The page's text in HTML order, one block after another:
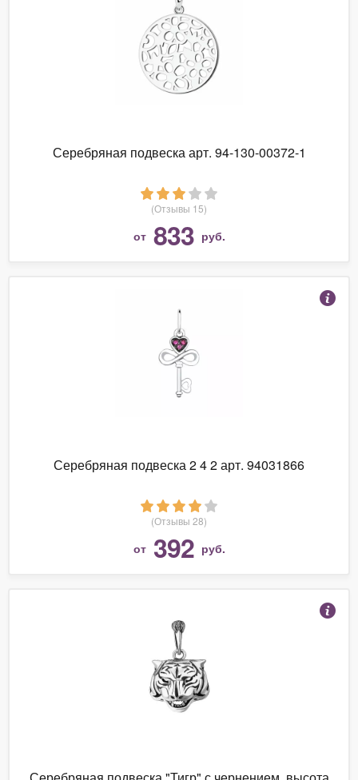
Серебряная подвеска арт. 94-130-00372-1
(Отзывы 15)
от 833 руб.
Серебряная подвеска 2 4 2 арт. 94031866
(Отзывы 28)
от 392 руб.